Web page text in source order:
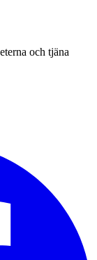
och tjäna